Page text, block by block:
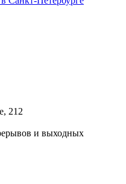
212
и выходных